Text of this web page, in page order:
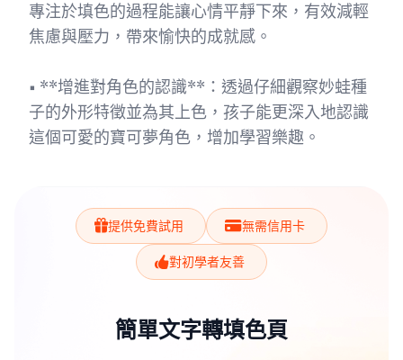
專注於填色的過程能讓心情平靜下來，有效減輕
焦慮與壓力，帶來愉快的成就感。
• **增進對角色的認識**：透過仔細觀察妙蛙種
子的外形特徵並為其上色，孩子能更深入地認識
這個可愛的寶可夢角色，增加學習樂趣。
提供免費試用 無需信用卡
對初學者友善
簡單文字轉填色頁